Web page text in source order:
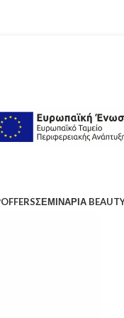
OFFERSΣΕΜΙΝΑΡΙΑ